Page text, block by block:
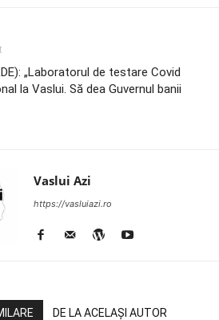
„Laboratorul de testare Covid
la Vaslui. Să dea Guvernul banii
Vaslui Azi
https://vasluiazi.ro
DE LA ACELAȘI AUTOR